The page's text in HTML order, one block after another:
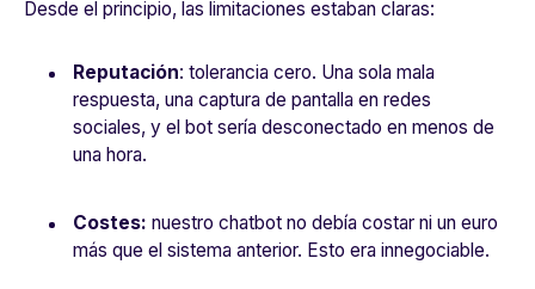
Desde el principio, las limitaciones estaban claras:
Reputación: tolerancia cero. Una sola mala
respuesta, una captura de pantalla en redes
sociales, y el bot sería desconectado en menos de
una hora.
Costes: nuestro chatbot no debía costar ni un euro
más que el sistema anterior. Esto era innegociable.